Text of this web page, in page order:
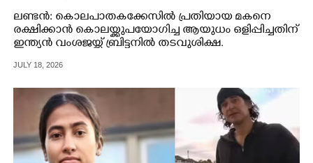
തടവുശിക്ഷ
ലണ്ടൻ: കൊലപാതകക്കേസിൽ പ്രതിയായ മകനെ
രക്ഷിക്കാൻ കൊലയ്ക്കുപയോഗിച്ച ആയുധം ഒളിപ്പിച്ചതിന്
ഇന്ത്യൻ വംശജയ്ക്ക് ബ്രിട്ടനിൽ തടവുശിക്ഷ.
JULY 18, 2026